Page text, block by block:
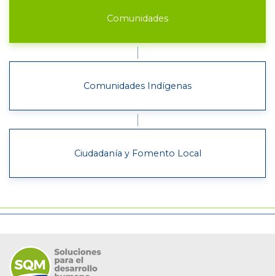
Comunidades
Comunidades Indígenas
Ciudadanía y Fomento Local